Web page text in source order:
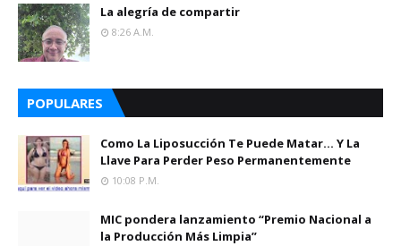
La alegría de compartir
8:26 A.m.
POPULARES
Como La Liposucción Te Puede Matar… Y La
Llave Para Perder Peso Permanentemente
10:08 P.m.
MIC pondera lanzamiento “Premio Nacional a
la Producción Más Limpia”